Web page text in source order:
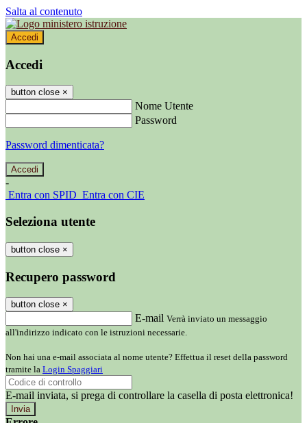
Salta al contenuto
Accedi
Accedi
button close ×
Nome Utente
Password
Password dimenticata?
-
Entra con SPID Entra con CIE
Seleziona utente
button close ×
Recupero password
button close ×
E-mail Verrà inviato un messaggio
all'indirizzo indicato con le istruzioni necessarie.
Non hai una e-mail associata al nome utente? Effettua il reset della password
tramite la Login Spaggiari
E-mail inviata, si prega di controllare la casella di posta elettronica!